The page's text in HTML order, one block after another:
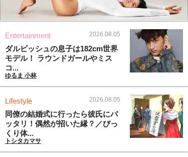
Entertainment 2026.08.05
ダルビッシュの息子は182cm世界
モデル！ ラウンドガールやミス
コ...
ゆるま 小林
Lifestyle 2026.08.05
同僚の結婚式に行ったら彼氏にバ
ッタリ！偶然が招いた縁？／びっ
くり体...
トシタカマサ